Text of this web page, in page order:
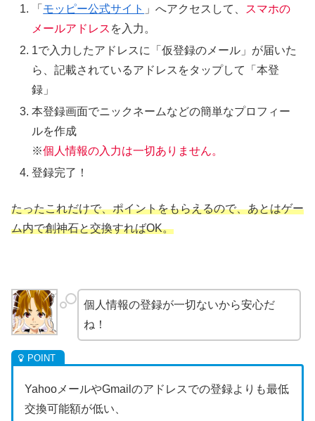
「 モッピー公式サイト 」へアクセスして、
スマホの
メールアドレス を入力。
1で入力したアドレスに「仮登録のメール」が届いた
ら、記載されているアドレスをタップして「本登
録」
本登録画面でニックネームなどの簡単なプロフィー
ルを作成
※個人情報の入力は一切ありません。
登録完了！
たったこれだけで、ポイントをもらえるので、あとはゲー
ム内で創神石と交換すればOK。
個人情報の登録が一切ないから安心だ
ね！
YahooメールやGmailのアドレスでの登録よりも最低
交換可能額が低い、